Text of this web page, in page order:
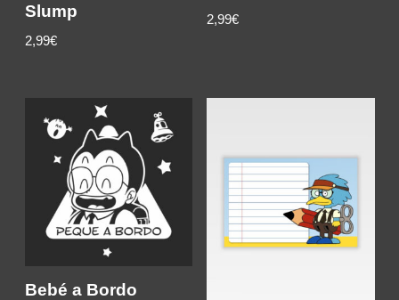
Slump
2,99€
2,99€
Bebé a Bordo